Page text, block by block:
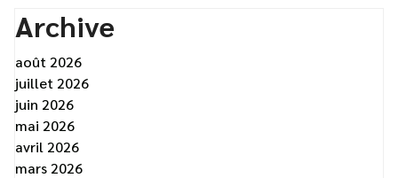
Archive
août 2026
juillet 2026
juin 2026
mai 2026
avril 2026
mars 2026